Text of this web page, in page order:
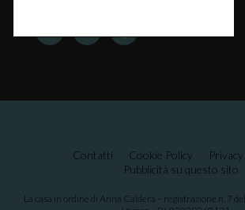
Contatti Cookie Policy
Pubblicità su questo sito
La casa in ordine di Anna Caldera – registrazione n. 7